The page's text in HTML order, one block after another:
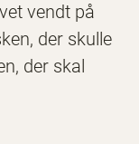
vendt på
der skulle
der skal